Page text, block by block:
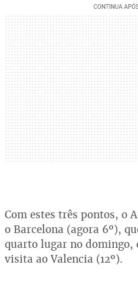
Com estes três pontos, o
o Barcelona (agora 6º),
quarto lugar no domingo,
visita ao Valencia (12º).